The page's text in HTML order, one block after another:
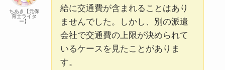
ちあき【元保
育士ライタ
ー】
給に交通費が含まれることはあり
ませんでした。しかし、別の派遣
会社で交通費の上限が決められて
いるケースを見たことがありま
す。